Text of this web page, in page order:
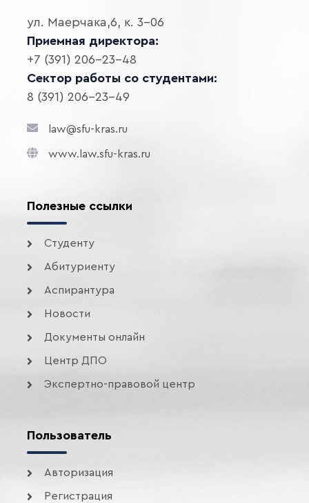
ул. Маерчака,6, к. 3-06
Приемная директора:
+7 (391) 206-23-48
Сектор работы со студентами:
8 (391) 206-23-49
law@sfu-kras.ru
www.law.sfu-kras.ru
Полезные ссылки
Студенту
Абитуриенту
Аспирантура
Новости
Документы онлайн
Центр ДПО
Экспертно-правовой центр
Пользователь
Авторизация
Регистрация